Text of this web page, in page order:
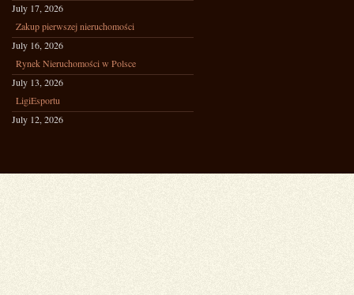
July 17, 2026
Zakup pierwszej nieruchomości
July 16, 2026
Rynek Nieruchomości w Polsce
July 13, 2026
LigiEsportu
July 12, 2026